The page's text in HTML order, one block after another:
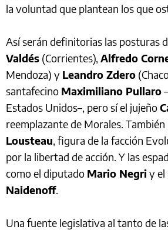
la voluntad que plantean los que
Así serán definitorias las posturas
Valdés (Corrientes), Alfredo
Mendoza) y Leandro Zdero
santafecino Maximiliano Pullaro
Estados Unidos–, pero sí el jujeño
reemplazante de Morales. También
Lousteau, figura de la facción
por la libertad de acción. Y las
como el diputado Mario Negriy el
Naidenoff.
Una fuente legislativa al tanto de